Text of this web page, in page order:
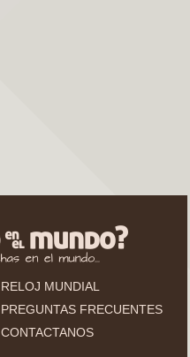
RELOJ MUNDIAL
PREGUNTAS FRECUENTES
CONTACTANOS